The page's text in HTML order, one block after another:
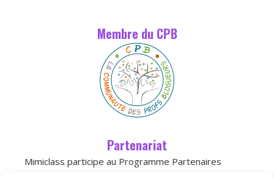
Membre du CPB
Partenariat
Mimiclass participe au Programme Partenaires